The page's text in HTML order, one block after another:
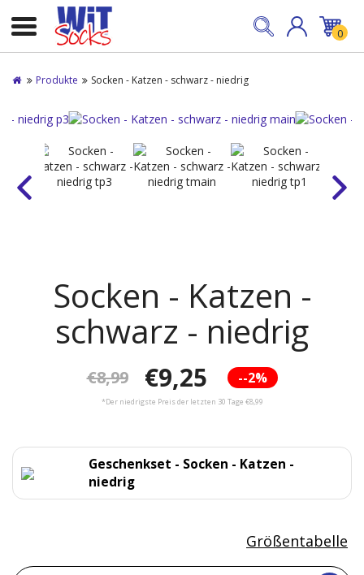
0
Produkte Socken - Katzen - schwarz - niedrig
Socken - Katzen -
schwarz - niedrig
--2%
€8,99 €9,25
*Der niedrigste Preis der letzten 30 Tage €8,99
Geschenkset - Socken - Katzen -
niedrig
Größentabelle